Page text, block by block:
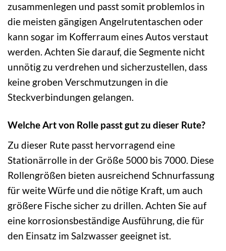
zusammenlegen und passt somit problemlos in
die meisten gängigen Angelrutentaschen oder
kann sogar im Kofferraum eines Autos verstaut
werden. Achten Sie darauf, die Segmente nicht
unnötig zu verdrehen und sicherzustellen, dass
keine groben Verschmutzungen in die
Steckverbindungen gelangen.
Welche Art von Rolle passt gut zu dieser Rute?
Zu dieser Rute passt hervorragend eine
Stationärrolle in der Größe 5000 bis 7000. Diese
Rollengrößen bieten ausreichend Schnurfassung
für weite Würfe und die nötige Kraft, um auch
größere Fische sicher zu drillen. Achten Sie auf
eine korrosionsbeständige Ausführung, die für
den Einsatz im Salzwasser geeignet ist.